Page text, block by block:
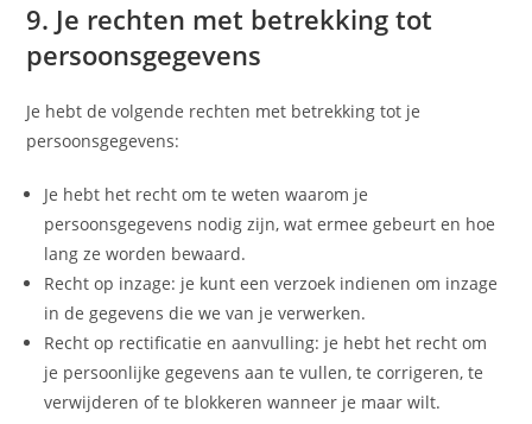
9. Je rechten met betrekking tot
persoonsgegevens
Je hebt de volgende rechten met betrekking tot je
persoonsgegevens:
Je hebt het recht om te weten waarom je
persoonsgegevens nodig zijn, wat ermee gebeurt en hoe
lang ze worden bewaard.
Recht op inzage: je kunt een verzoek indienen om inzage
in de gegevens die we van je verwerken.
Recht op rectificatie en aanvulling: je hebt het recht om
je persoonlijke gegevens aan te vullen, te corrigeren, te
verwijderen of te blokkeren wanneer je maar wilt.